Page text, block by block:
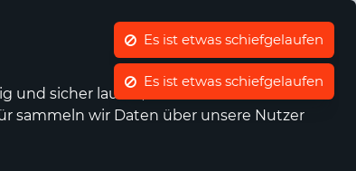
sicher laufen, wir die Performance
sammeln wir Daten über unsere Nutzer
Mein Konto Wunschliste Warenkorb